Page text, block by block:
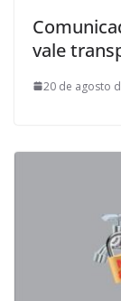
vale
20 de agosto